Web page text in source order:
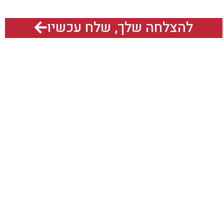
להצלחה שלך, שלח עכשיו